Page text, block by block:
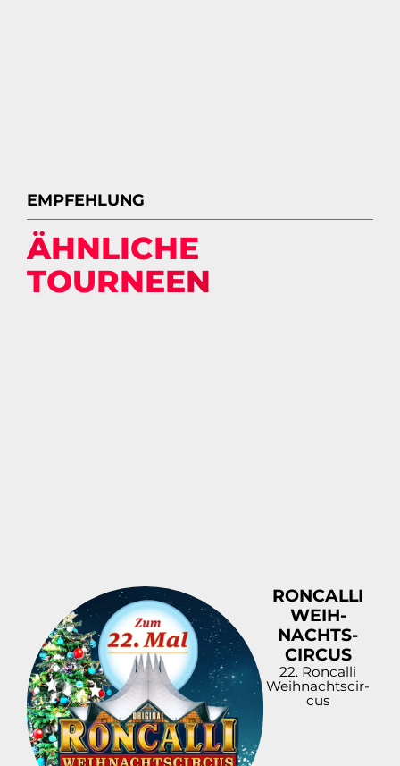
EMPFEHLUNG
ÄHNLICHE
TOURNEEN
RONCALLI
WEIH­
NACHT­S­
CIR­CUS
22. Roncalli
Weih­nacht­s­cir­
cus